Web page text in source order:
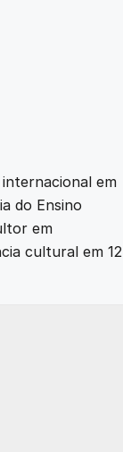
em
do Ensino
em
cultural em 12